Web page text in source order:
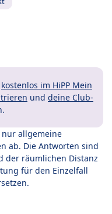
kostenlos im HiPP Mein
und deine Club-
nur allgemeine
ab. Die Antworten sind
der räumlichen Distanz
für den Einzelfall